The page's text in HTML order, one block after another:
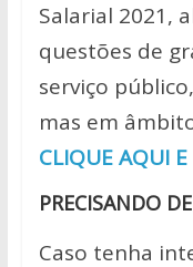
Salarial 2021,
questões de
serviço
mas em
CLIQUE AQUI
PRECISANDO
Caso tenha